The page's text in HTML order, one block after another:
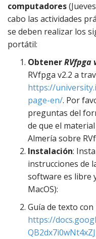
computadores
cabo las actividades
se deben realizar los
portátil:
ObtenerRVfpga
RVfpga v2.2 a
https://
page-en/. Por
preguntas del
de que el
Almería sobre
Instalación:
instrucciones de
software es libre
MacOS):
Guía de texto
https://